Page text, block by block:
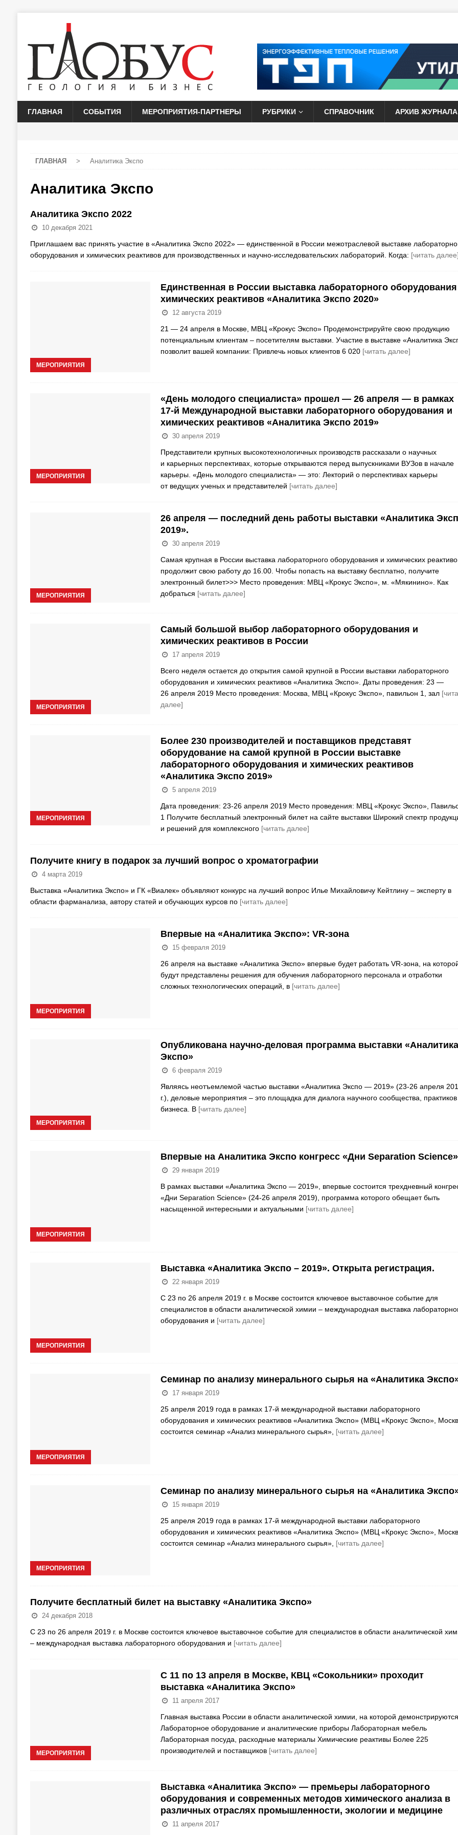
ГЛАВНАЯ СОБЫТИЯ МЕРОПРИЯТИЯ-ПАРТНЕРЫ РУБРИКИ СПРАВОЧНИК АРХИВ ЖУРНАЛА
ГЛАВНАЯ > Аналитика Экспо
Аналитика Экспо
Аналитика Экспо 2022
10 декабря 2021
Приглашаем вас принять участие в «Аналитика Экспо 2022» — единственной в России межотраслевой выставке
оборудования и химических реактивов для производственных и научно-исследовательских лабораторий. Когда: [читать
МЕРОПРИЯТИЯ
Единственная в России выставка лабораторного
химических реактивов «Аналитика Экспо 2020»
12 августа 2019
21 — 24 апреля в Москве, МВЦ «Крокус Экспо» Продемонстрируйте свою продукцию
потенциальным клиентам – посетителям выставки. Участие в выставке «Аналитика
позволит вашей компании: Привлечь новых клиентов 6 020 [читать далее]
МЕРОПРИЯТИЯ
«День молодого специалиста» прошел — 26 апреля — в рамках
17-й Международной выставки лабораторного оборудования и
химических реактивов «Аналитика Экспо 2019»
30 апреля 2019
Представители крупных высокотехнологичных производств рассказали о научных
и карьерных перспективах, которые открываются перед выпускниками ВУЗов в начале
карьеры. «День молодого специалиста» — это: Лекторий о перспективах карьеры
от ведущих ученых и представителей [читать далее]
МЕРОПРИЯТИЯ
26 апреля — последний день работы выставки «Аналитика
2019».
30 апреля 2019
Самая крупная в России выставка лабораторного оборудования и химических
продолжит свою работу до 16.00. Чтобы попасть на выставку бесплатно, получите
электронный билет>>> Место проведения: МВЦ «Крокус Экспо», м. «Мякинино». Как
добраться [читать далее]
МЕРОПРИЯТИЯ
Самый большой выбор лабораторного оборудования и
химических реактивов в России
17 апреля 2019
Всего неделя остается до открытия самой крупной в России выставки лабораторного
оборудования и химических реактивов «Аналитика Экспо». Даты проведения: 23 —
26 апреля 2019 Место проведения: Москва, МВЦ «Крокус Экспо», павильон 1, зал
далее]
МЕРОПРИЯТИЯ
Более 230 производителей и поставщиков представят
оборудование на самой крупной в России выставке
лабораторного оборудования и химических реактивов
«Аналитика Экспо 2019»
5 апреля 2019
Дата проведения: 23-26 апреля 2019 Место проведения: МВЦ «Крокус Экспо»,
1 Получите бесплатный электронный билет на сайте выставки Широкий спектр
и решений для комплексного [читать далее]
Получите книгу в подарок за лучший вопрос о хроматографии
4 марта 2019
Выставка «Аналитика Экспо» и ГК «Виалек» объявляют конкурс на лучший вопрос Илье Михайловичу Кейтлину – эксперту в
области фарманализа, автору статей и обучающих курсов по [читать далее]
МЕРОПРИЯТИЯ
Впервые на «Аналитика Экспо»: VR-зона
15 февраля 2019
26 апреля на выставке «Аналитика Экспо» впервые будет работать VR-зона, на
будут представлены решения для обучения лабораторного персонала и отработки
сложных технологических операций, в [читать далее]
МЕРОПРИЯТИЯ
Опубликована научно-деловая программа выставки «Аналитика
Экспо»
6 февраля 2019
Являясь неотъемлемой частью выставки «Аналитика Экспо — 2019» (23-26 апреля
г.), деловые мероприятия – это площадка для диалога научного сообщества,
бизнеса. В [читать далее]
МЕРОПРИЯТИЯ
Впервые на Аналитика Экспо конгресс «Дни Separation Science»
29 января 2019
В рамках выставки «Аналитика Экспо — 2019», впервые состоится трехдневный
«Дни Separation Science» (24-26 апреля 2019), программа которого обещает быть
насыщенной интересными и актуальными [читать далее]
МЕРОПРИЯТИЯ
Выставка «Аналитика Экспо – 2019». Открыта регистрация.
22 января 2019
С 23 по 26 апреля 2019 г. в Москве состоится ключевое выставочное событие для
специалистов в области аналитической химии – международная выставка
оборудования и [читать далее]
МЕРОПРИЯТИЯ
Семинар по анализу минерального сырья на «Аналитика
17 января 2019
25 апреля 2019 года в рамках 17-й международной выставки лабораторного
оборудования и химических реактивов «Аналитика Экспо» (МВЦ «Крокус Экспо»,
состоится семинар «Анализ минерального сырья», [читать далее]
МЕРОПРИЯТИЯ
Семинар по анализу минерального сырья на «Аналитика
15 января 2019
25 апреля 2019 года в рамках 17-й международной выставки лабораторного
оборудования и химических реактивов «Аналитика Экспо» (МВЦ «Крокус Экспо»,
состоится семинар «Анализ минерального сырья», [читать далее]
Получите бесплатный билет на выставку «Аналитика Экспо»
24 декабря 2018
С 23 по 26 апреля 2019 г. в Москве состоится ключевое выставочное событие для специалистов в области аналитической
– международная выставка лабораторного оборудования и [читать далее]
МЕРОПРИЯТИЯ
С 11 по 13 апреля в Москве, КВЦ «Сокольники» проходит
выставка «Аналитика Экспо»
11 апреля 2017
Главная выставка России в области аналитической химии, на которой
Лабораторное оборудование и аналитические приборы Лабораторная мебель
Лабораторная посуда, расходные материалы Химические реактивы Более 225
производителей и поставщиков [читать далее]
Выставка «Аналитика Экспо» — премьеры лабораторного
оборудования и современных методов химического анализа в
различных отраслях промышленности, экологии и медицине
11 апреля 2017